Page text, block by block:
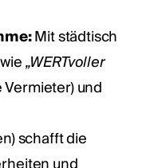
Mit städtisch
„WERTvoller
und
schafft die